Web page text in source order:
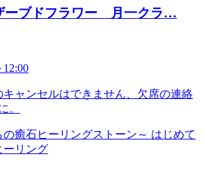
ーブドフラワー 月一クラ…
12:00
ャンセルはできません、欠席の連絡
。